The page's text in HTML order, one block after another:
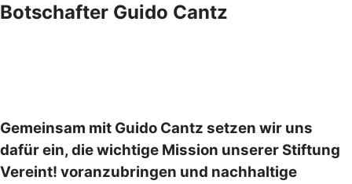
Botschafter Guido Cantz
Gemeinsam mit Guido Cantz setzen wir uns
dafür ein, die wichtige Mission unserer Stiftung
Vereint! voranzubringen und nachhaltige